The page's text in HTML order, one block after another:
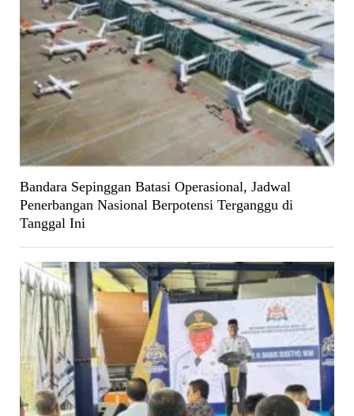
Bandara Sepinggan Batasi Operasional, Jadwal
Penerbangan Nasional Berpotensi Terganggu di
Tanggal Ini